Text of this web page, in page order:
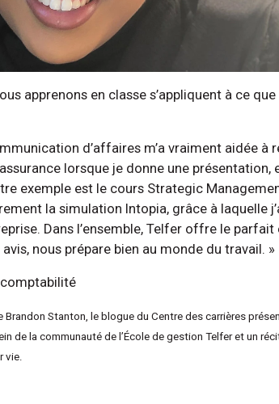
apprenons en classe s’appliquent à ce
d’affaires m’a vraiment aidée à
lorsque je donne une présentation,
exemple est le cours Strategic
la simulation Intopia, grâce à laquelle
Dans l’ensemble, Telfer offre le
nous prépare bien au monde du travail. »
Stanton, le blogue du Centre des carrières
de la communauté de l’École de gestion Telfer et un
vie.